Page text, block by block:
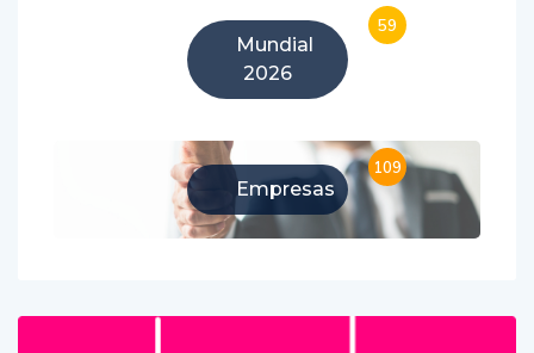
Mundial
2026
59
Empresas
109